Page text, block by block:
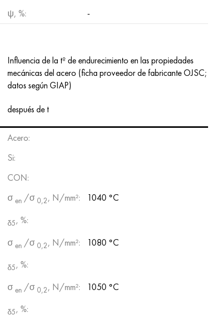
ψ, %:
-
Influencia de la tº de endurecimiento en las propiedades
mecánicas del acero (ficha proveedor de fabricante OJSC;
datos según GIAP)
después de t
Acero:
Si:
CON:
σ en /σ 0,2, N/mm²: 1040 °C
δ5, %:
σ en /σ 0,2, N/mm²: 1080 °C
δ5, %:
σ en /σ 0,2, N/mm²: 1050 °C
δ5, %: